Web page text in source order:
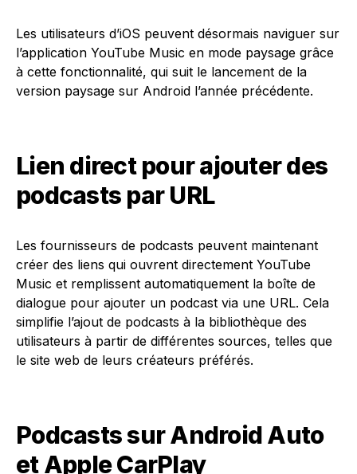
Les utilisateurs d’iOS peuvent désormais naviguer sur
l’application YouTube Music en mode paysage grâce
à cette fonctionnalité, qui suit le lancement de la
version paysage sur Android l’année précédente.
Lien direct pour ajouter des
podcasts par URL
Les fournisseurs de podcasts peuvent maintenant
créer des liens qui ouvrent directement YouTube
Music et remplissent automatiquement la boîte de
dialogue pour ajouter un podcast via une URL. Cela
simplifie l’ajout de podcasts à la bibliothèque des
utilisateurs à partir de différentes sources, telles que
le site web de leurs créateurs préférés.
Podcasts sur Android Auto
et Apple CarPlay